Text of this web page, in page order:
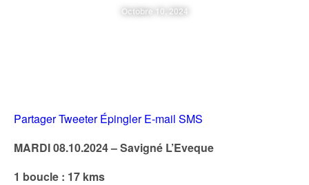
Octobre 10, 2024
PartagerTweeter Épingler E-mail SMS
MARDI 08.10.2024 – Savigné L’Eveque
1 boucle : 17 kms